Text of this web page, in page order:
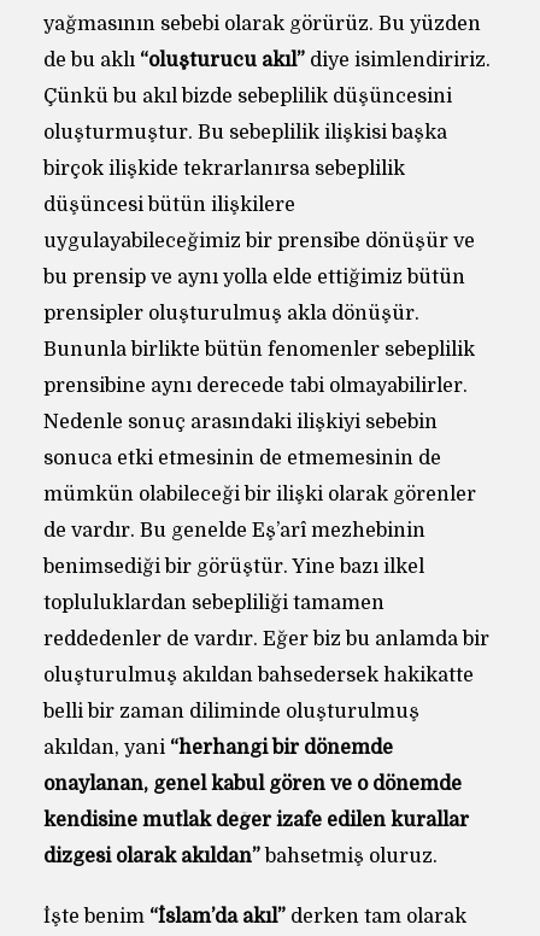
yağmasının sebebi olarak görürüz. Bu yüzden
de bu aklı “oluşturucu akıl” diye isimlendiririz.
Çünkü bu akıl bizde sebeplilik düşüncesini
oluşturmuştur. Bu sebeplilik ilişkisi başka
birçok ilişkide tekrarlanırsa sebeplilik
düşüncesi bütün ilişkilere
uygulayabileceğimiz bir prensibe dönüşür ve
bu prensip ve aynı yolla elde ettiğimiz bütün
prensipler oluşturulmuş akla dönüşür.
Bununla birlikte bütün fenomenler sebeplilik
prensibine aynı derecede tabi olmayabilirler.
Nedenle sonuç arasındaki ilişkiyi sebebin
sonuca etki etmesinin de etmemesinin de
mümkün olabileceği bir ilişki olarak görenler
de vardır. Bu genelde Eş’arî mezhebinin
benimsediği bir görüştür. Yine bazı ilkel
topluluklardan sebepliliği tamamen
reddedenler de vardır. Eğer biz bu anlamda bir
oluşturulmuş akıldan bahsedersek hakikatte
belli bir zaman diliminde oluşturulmuş
akıldan, yani“herhangi bir dönemde
onaylanan, genel kabul gören ve o dönemde
kendisine mutlak değer izafe edilen kurallar
dizgesi olarak akıldan”bahsetmiş oluruz.
İşte benim “İslam’da akıl” derken tam olarak